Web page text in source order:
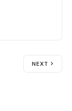
NEXT